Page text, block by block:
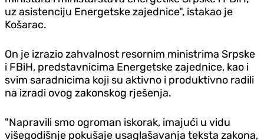
uz asistenciju Energetske zajednice", istakao je
Košarac.
On je izrazio zahvalnost resornim ministrima Srpske
i FBiH, predstavnicima Energetske zajednice, kao i
svim saradnicima koji su aktivno i produktivno radili
na izradi ovog zakonskog rješenja.
"Napravili smo ogroman iskorak, imajući u vidu
višegodišnje pokušaje usaglašavanja teksta zakona,